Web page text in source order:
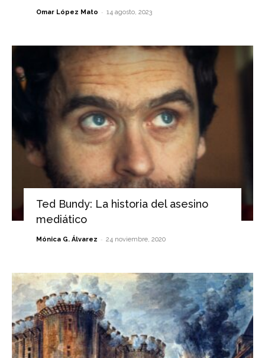
Omar López Mato - 14 agosto, 2023
Ted Bundy: La historia del asesino
mediático
Mónica G. Álvarez - 24 noviembre, 2020